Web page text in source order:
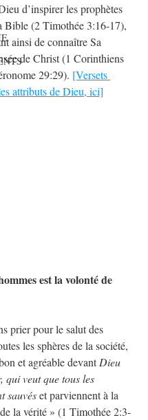
d’inspirer les prophètes
Bible (2 Timothée 3:16-17),
ainsi de connaître Sa
de Christ (1 Corinthiens
29:29). [Versets
attributs de Dieu, ici]
est la volonté de
prier pour le salut des
les sphères de la société,
et agréable devant Dieu
qui veut que tous les
sauvés et parviennent à la
la vérité » (1 Timothée 2:3-